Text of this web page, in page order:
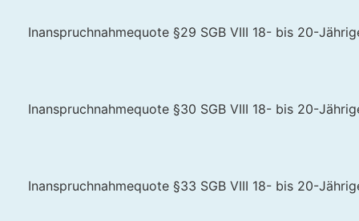
Inanspruchnahmequote §29 SGB VIII 18- bis 20-
Inanspruchnahmequote §30 SGB VIII 18- bis 20-
Inanspruchnahmequote §33 SGB VIII 18- bis 20-